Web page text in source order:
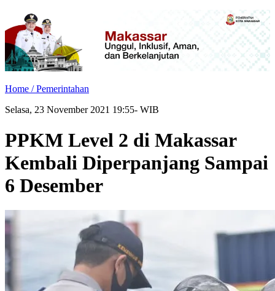
Home /Pemerintahan
Selasa, 23 November 2021 19:55- WIB
PPKM Level 2 di Makassar
Kembali Diperpanjang Sampai
6 Desember